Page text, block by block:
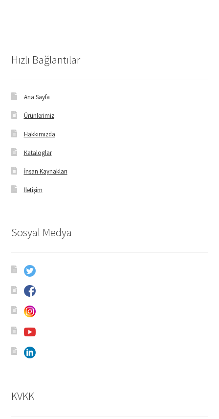
Hızlı Bağlantılar
Ana Sayfa
Ürünlerimiz
Hakkımızda
Kataloglar
İnsan Kaynakları
İletişim
Sosyal Medya
KVKK